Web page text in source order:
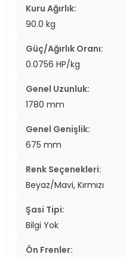
Kuru Ağırlık:
90.0 kg
Güç/Ağırlık Oranı:
0.0756 HP/kg
Genel Uzunluk:
1780 mm
Genel Genişlik:
675 mm
Renk Seçenekleri:
Beyaz/Mavi, Kırmızı
Şasi Tipi:
Bilgi Yok
Ön Frenler: